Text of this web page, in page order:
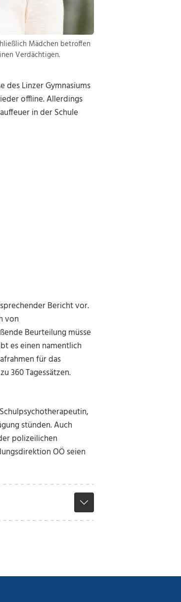
Mädchen betroffen
Verdächtigen.
des Linzer Gymnasiums
offline. Allerdings
in der Schule
Bericht vor.
von
Beurteilung müsse
es einen namentlich
für das
360 Tagessätzen.
stünden. Auch
polizeilichen
OÖ seien